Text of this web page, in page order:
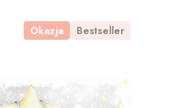
Okazja Bestseller